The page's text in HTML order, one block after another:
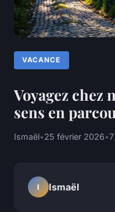
VACANCE
Voyagez chez
sens en
Ismaël•25 février 2026•
I Ismaël